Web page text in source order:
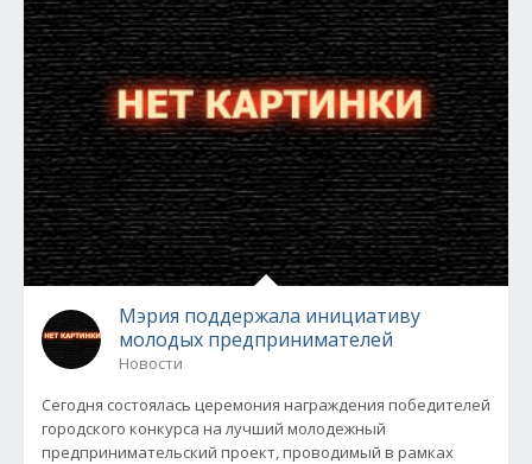
Мэрия поддержала инициативу
молодых предпринимателей
Новости
Сегодня состоялась церемония награждения победителей
городского конкурса на лучший молодежный
предпринимательский проект, проводимый в рамках